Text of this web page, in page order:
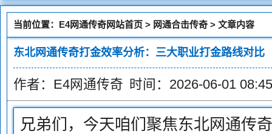
当前位置： E4网通传奇网站首页 > 网通合击传奇 > 文章内容
东北网通传奇打金效率分析：三大职业打金路线对比
作者：E4网通传奇 时间：2026-06-01
兄弟们，今天咱们聚焦东北网通传